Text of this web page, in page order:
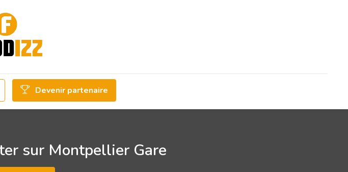
Devenir partenaire
sur Montpellier Gare